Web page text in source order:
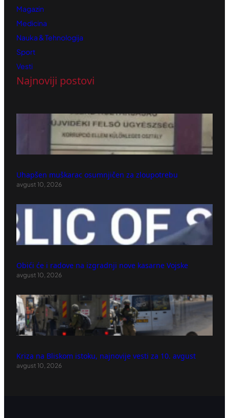
Magazin
Medicina
Nauka & Tehnologija
Sport
Vesti
Najnoviji postovi
Uhapšen muškarac osumnjičen za zloupotrebu
avgust 10, 2026
Obići će i radove na izgradnji nove kasarne Vojske
avgust 10, 2026
Kriza na Bliskom istoku, najnovije vesti za 10. avgust
avgust 10, 2026